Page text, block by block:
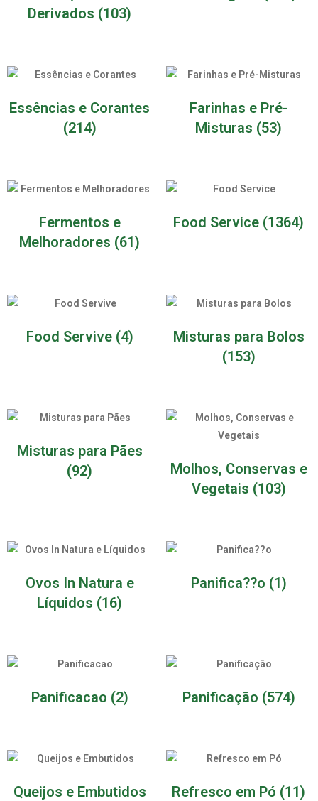
Derivados (103)
Essências e Corantes
(214)
Farinhas e Pré-
Misturas (53)
Fermentos e
Melhoradores (61)
Food Service (1364)
Food Servive (4)
Misturas para Bolos
(153)
Misturas para Pães
(92)
Molhos, Conservas e
Vegetais (103)
Ovos In Natura e
Líquidos (16)
Panifica??o (1)
Panificacao (2) Panificação (574)
Queijos e Embutidos
Refresco em Pó (11)